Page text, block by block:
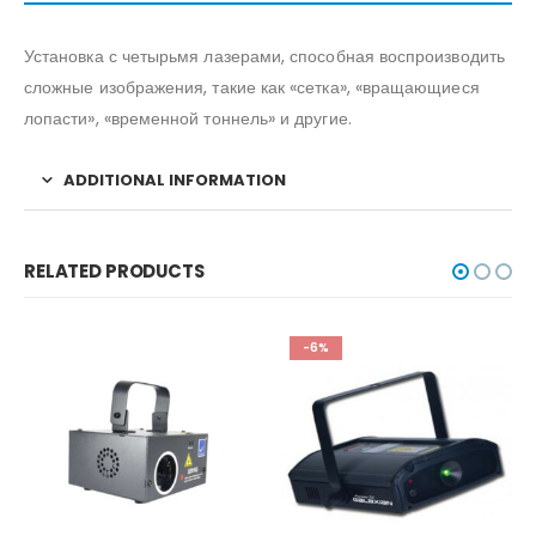
Установка с четырьмя лазерами, способная воспроизводить
сложные изображения, такие как «сетка», «вращающиеся
лопасти», «временной тоннель» и другие.
ADDITIONAL INFORMATION
RELATED PRODUCTS
-6%